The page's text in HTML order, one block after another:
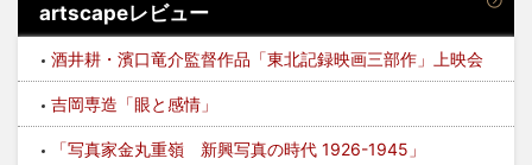
artscapeレビュー
酒井耕・濱口竜介監督作品「東北記録映画三部作」上映会
吉岡専造「眼と感情」
「写真家金丸重嶺 新興写真の時代 1926-1945」